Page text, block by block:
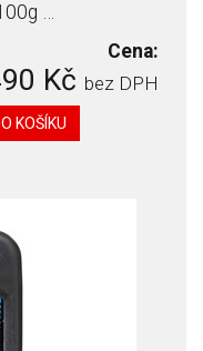
…
Cena:
Kč bez DPH
KOŠÍKU